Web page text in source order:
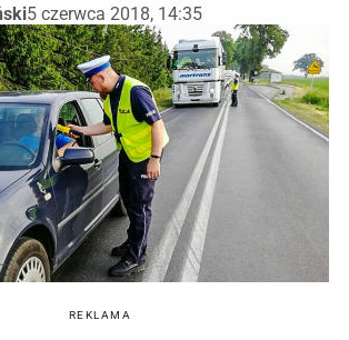
5 czerwca 2018, 14:35
REKLAMA